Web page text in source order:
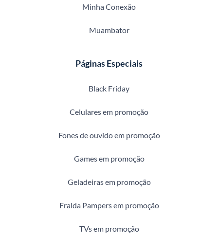
Minha Conexão
Muambator
Páginas Especiais
Black Friday
Celulares em promoção
Fones de ouvido em promoção
Games em promoção
Geladeiras em promoção
Fralda Pampers em promoção
TVs em promoção